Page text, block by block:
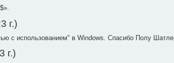
г.)
с использованием" в Windows. Спасибо Полу
г.)